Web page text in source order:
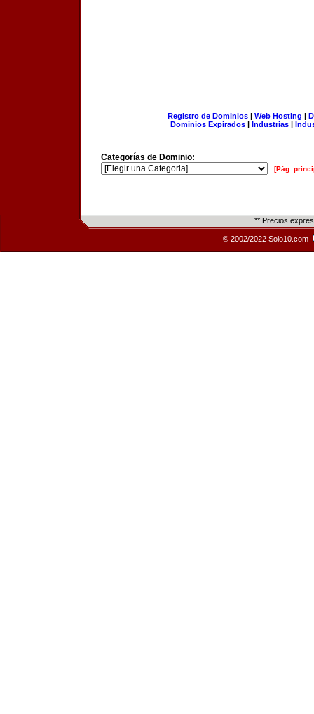
Registro de Dominios| Web Hosting |
Dominios Expirados | Industrias |
Categorías de Dominio:
[Pág.
** Precios
© 2002/2022 Solo10.com